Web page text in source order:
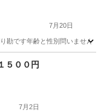
7月20日
勘です年齢と性別問いません
５００円
7月2日